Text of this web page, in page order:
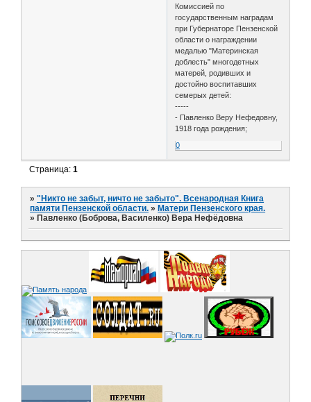
Комиссией по
государственным наградам
при Губернаторе Пензенской
области о награждении
медалью "Материнская
доблесть" многодетных
матерей, родивших и
достойно воспитавших
семерых детей:
-----
- Павленко Веру Нефедовну,
1918 года рождения;
0
Страница:1
»"Никто не забыт, ничто не забыто". Всенародная Книга
памяти Пензенской области. » Матери Пензенского края.
» Павленко (Боброва, Василенко) Вера Нефёдовна